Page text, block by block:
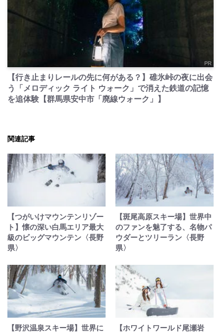
PR
【行き止まりレールの先に何がある？】碓氷峠の夜に出会
う「メロディック ライト ウォーク」で消えた鉄道の記憶
を追体験【群馬県安中市「廃線ウォーク」】
関連記事
【つがいけマウンテンリゾー
ト】懐の深い白馬エリア最大
級のビッグマウンテン〈長野
県〉
【斑尾高原スキー場】世界中
のファンを魅了する、名物パ
ウダーとツリーラン〈長野
県〉
【野沢温泉スキー場】世界に
【ホワイトワールド尾瀬岩